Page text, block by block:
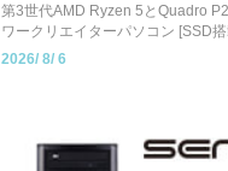
第3世代AMD Ryzen 5とQuadro
ワークリエイターパソコン [SSD
2026/ 8/ 6